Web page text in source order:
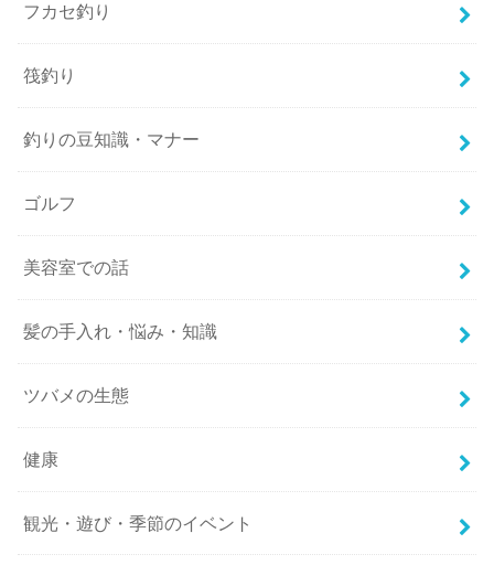
フカセ釣り
筏釣り
釣りの豆知識・マナー
ゴルフ
美容室での話
髪の手入れ・悩み・知識
ツバメの生態
健康
観光・遊び・季節のイベント